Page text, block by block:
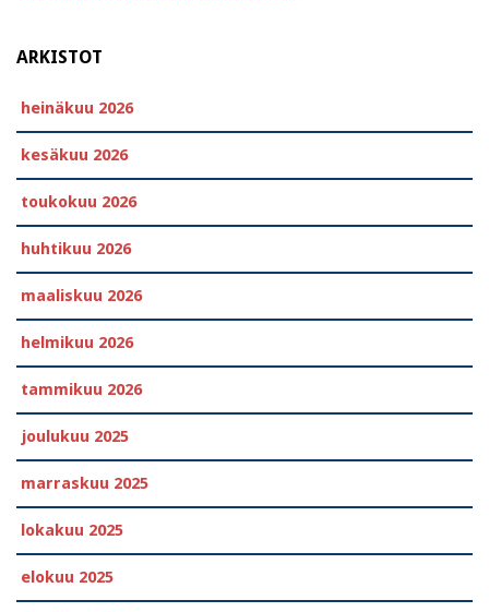
ARKISTOT
heinäkuu 2026
kesäkuu 2026
toukokuu 2026
huhtikuu 2026
maaliskuu 2026
helmikuu 2026
tammikuu 2026
joulukuu 2025
marraskuu 2025
lokakuu 2025
elokuu 2025